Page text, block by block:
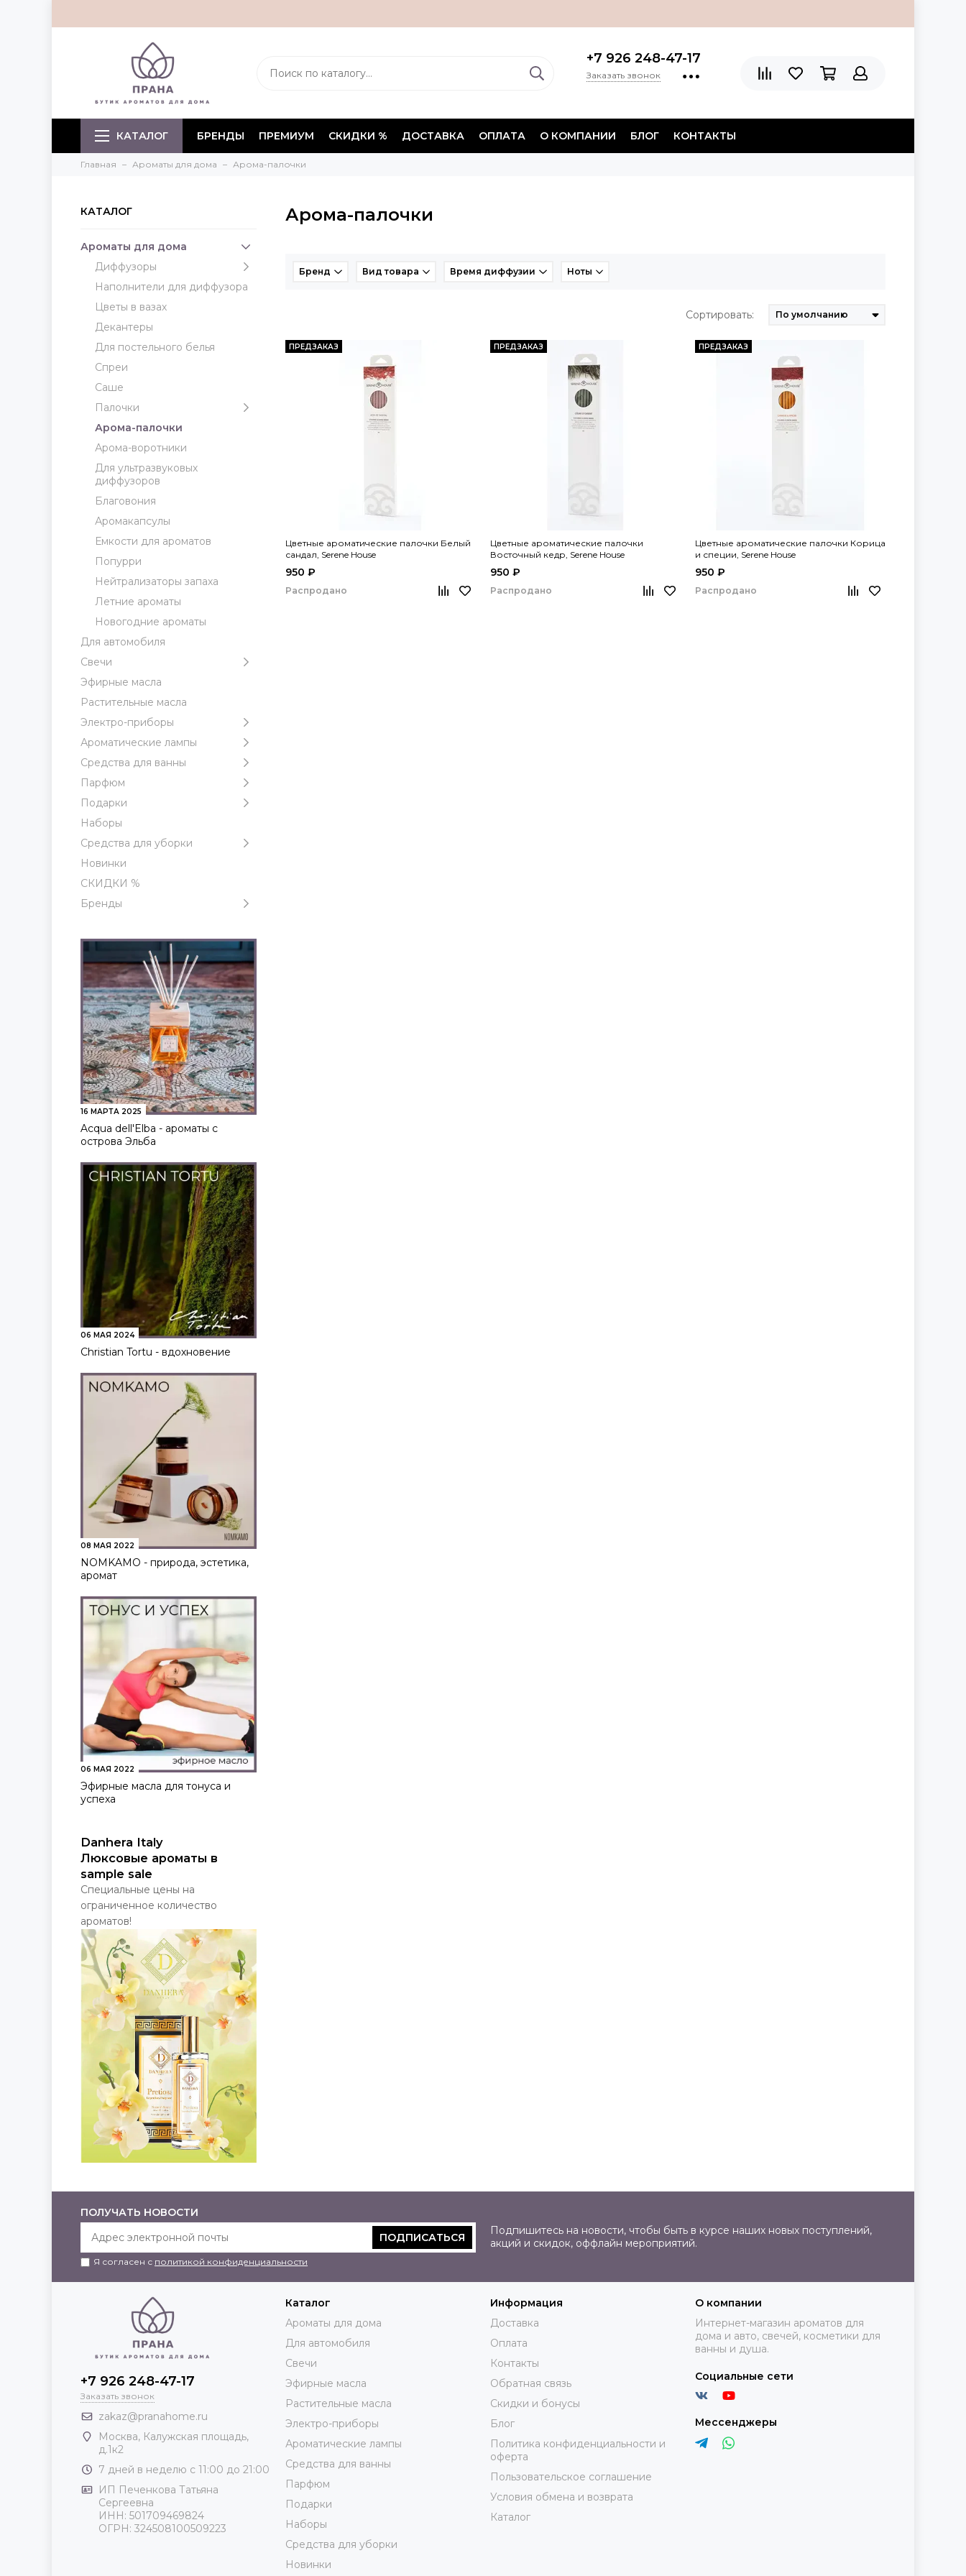
+7 926 248-47-17
Заказать звонок
КАТАЛОГ БРЕНДЫ ПРЕМИУМ СКИДКИ % ДОСТАВКА ОПЛАТА О КОМПАНИИ БЛОГ КОНТАКТЫ
Главная Ароматы для дома Арома-палочки
КАТАЛОГ
Ароматы для дома
Диффузоры
Наполнители для диффузора
Цветы в вазах
Декантеры
Для постельного белья
Спреи
Саше
Палочки
Арома-палочки
Арома-воротники
Для ультразвуковых
диффузоров
Благовония
Аромакапсулы
Емкости для ароматов
Попурри
Нейтрализаторы запаха
Летние ароматы
Новогодние ароматы
Для автомобиля
Свечи
Эфирные масла
Растительные масла
Электро-приборы
Ароматические лампы
Средства для ванны
Парфюм
Подарки
Наборы
Средства для уборки
Новинки
СКИДКИ %
Бренды
16 МАРТА 2025
Acqua dell'Elba - ароматы с
острова Эльба
06 МАЯ 2024
Christian Tortu - вдохновение
08 МАЯ 2022
NOMKAMO - природа, эстетика,
аромат
06 МАЯ 2022
Эфирные масла для тонуса и
успеха
Danhera Italy
Люксовые ароматы в
sample sale
Специальные цены на
ограниченное количество
ароматов!
Арома-палочки
Бренд Вид товара Время диффузии Ноты
Сортировать:
ПРЕДЗАКАЗ
Цветные ароматические палочки Белый
сандал, Serene House
950 ₽
Распродано
ПРЕДЗАКАЗ
Цветные ароматические палочки
Восточный кедр, Serene House
950 ₽
Распродано
ПРЕДЗАКАЗ
Цветные ароматические палочки Корица
и специи, Serene House
950 ₽
Распродано
ПОЛУЧАТЬ НОВОСТИ
ПОДПИСАТЬСЯ
Я согласен с политикой конфиденциальности
Подпишитесь на новости, чтобы быть в курсе наших новых поступлений,
акций и скидок, оффлайн мероприятий.
+7 926 248-47-17
Заказать звонок
zakaz@pranahome.ru
Москва, Калужская площадь,
д.1к2
7 дней в неделю с 11:00 до 21:00
ИП Печенкова Татьяна
Сергеевна
ИНН: 501709469824
ОГРН: 324508100509223
Каталог
Ароматы для дома
Для автомобиля
Свечи
Эфирные масла
Растительные масла
Электро-приборы
Ароматические лампы
Средства для ванны
Парфюм
Подарки
Наборы
Средства для уборки
Новинки
Информация
Доставка
Оплата
Контакты
Обратная связь
Скидки и бонусы
Блог
Политика конфиденциальности и
оферта
Пользовательское соглашение
Условия обмена и возврата
Каталог
О компании
Интернет-магазин ароматов для
дома и авто, свечей, косметики для
ванны и душа.
Социальные сети
Мессенджеры